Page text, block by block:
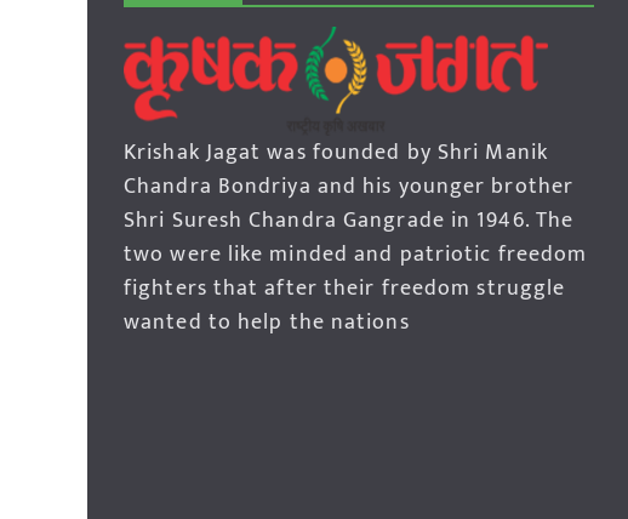
Krishak Jagat was founded by Shri Manik
Chandra Bondriya and his younger brother
Shri Suresh Chandra Gangrade in 1946. The
two were like minded and patriotic freedom
fighters that after their freedom struggle
wanted to help the nations